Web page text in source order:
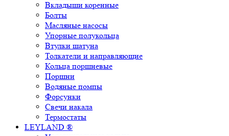
Вкладыши коренные
Болты
Масляные насосы
Упорные полукольца
Втулки шатуна
Толкатели и направляющие
Кольца поршневые
Поршни
Водяные помпы
Форсунки
Свечи накала
Термостаты
LEYLAND ®